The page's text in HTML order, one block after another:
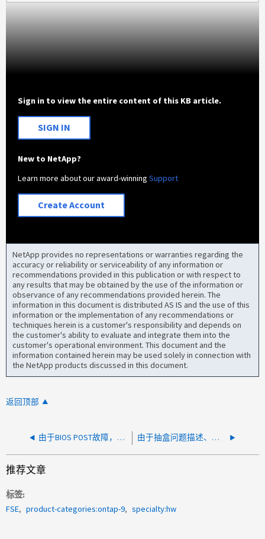
Sign in to view the entire content of this KB article.
SIGN IN
New to NetApp?
Learn more about our award-winningSupport
Create Account
NetApp provides no representations or warranties regarding the
accuracy or reliability or serviceability of any information or
recommendations provided in this publication or with respect to
any results that may be obtained by the use of the information or
observance of any recommendations provided herein. The
information in this document is distributed AS IS and the use of this
information or the implementation of any recommendations or
techniques herein is a customer's responsibility and depends on
the customer's ability to evaluate and integrate them into the
customer's operational environment. This document and the
information contained herein may be used solely in connection with
the NetApp products discussed in this document.
返回顶部
由于BIOS POST故障，系统关闭且未启动：缺少PCIe设备 由于抽盒问题描述、系统处于混合路径
推荐文章
标签
FSE
product-categories:ontap-9 specialty:hw